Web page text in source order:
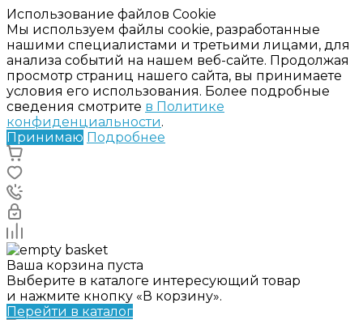
Использование файлов Cookie
Мы используем файлы cookie, разработанные
нашими специалистами и третьими лицами, для
анализа событий на нашем веб-сайте. Продолжая
просмотр страниц нашего сайта, вы принимаете
условия его использования. Более подробные
сведения смотрите в Политике
конфиденциальности.
Принимаю Подробнее
Ваша корзина пуста
Выберите в каталоге интересующий товар
и нажмите кнопку «В корзину».
Перейти в каталог